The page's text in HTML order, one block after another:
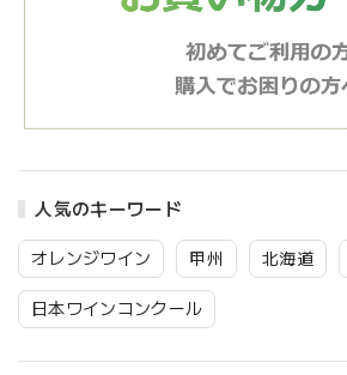
人気のキーワード
オレンジワイン 甲州 北海道
日本ワインコンクール